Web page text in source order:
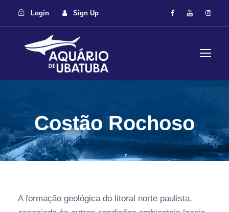
Login Sign Up
Costão Rochoso
A formação geológica do litoral norte paulista,